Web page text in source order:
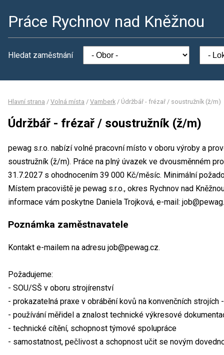
Práce Rychnov nad Kněžnou
Hledat zaměstnání
Hlavní strana / Volná místa / Vamberk / Údržbář - frézař / soustružník (ž/m)
Údržbář - frézař / soustružník (ž/m)
pewag s.r.o. nabízí volné pracovní místo v oboru výroby a
soustružník (ž/m). Práce na plný úvazek ve dvousměnném
31.7.2027 s ohodnocením 39 000 Kč/měsíc. Minimální
Místem pracoviště je pewag s.r.o., okres Rychnov nad
informace vám poskytne Daniela Trojková, e-mail:
Poznámka zaměstnavatele
Kontakt e-mailem na adresu job@pewag.cz.
Požadujeme:
- SOU/SŠ v oboru strojírenství
- prokazatelná praxe v obrábění kovů na konvenčních strojích
- používání měřidel a znalost technické výkresové
- technické cítění, schopnost týmové spolupráce
- samostatnost, pečlivost a schopnost učit se novým